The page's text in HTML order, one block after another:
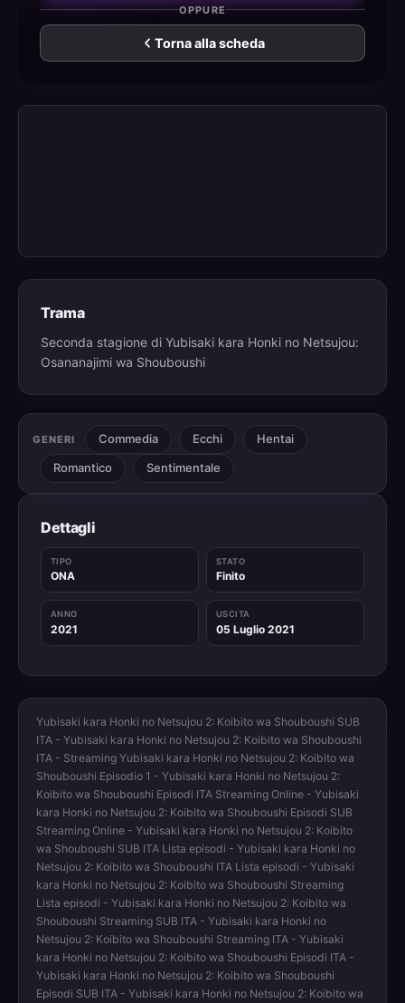
OPPURE
Torna alla scheda
Trama
Seconda stagione di Yubisaki kara Honki no Netsujou:
Osananajimi wa Shouboushi
GENERI Commedia Ecchi
Hentai
Romantico
Sentimentale
Dettagli
TIPO
ONA
STATO
Finito
ANNO
2021
USCITA
05 Luglio 2021
Yubisaki kara Honki no Netsujou 2: Koibito wa Shouboushi SUB
ITA - Yubisaki kara Honki no Netsujou 2: Koibito wa Shouboushi
ITA - Streaming Yubisaki kara Honki no Netsujou 2: Koibito wa
Shouboushi Episodio 1 - Yubisaki kara Honki no Netsujou 2:
Koibito wa Shouboushi Episodi ITA Streaming Online - Yubisaki
kara Honki no Netsujou 2: Koibito wa Shouboushi Episodi SUB
Streaming Online - Yubisaki kara Honki no Netsujou 2: Koibito
wa Shouboushi SUB ITA Lista episodi - Yubisaki kara Honki no
Netsujou 2: Koibito wa Shouboushi ITA Lista episodi - Yubisaki
kara Honki no Netsujou 2: Koibito wa Shouboushi Streaming
Lista episodi - Yubisaki kara Honki no Netsujou 2: Koibito wa
Shouboushi Streaming SUB ITA - Yubisaki kara Honki no
Netsujou 2: Koibito wa Shouboushi Streaming ITA - Yubisaki
kara Honki no Netsujou 2: Koibito wa Shouboushi Episodi ITA -
Yubisaki kara Honki no Netsujou 2: Koibito wa Shouboushi
Episodi SUB ITA - Yubisaki kara Honki no Netsujou 2: Koibito wa